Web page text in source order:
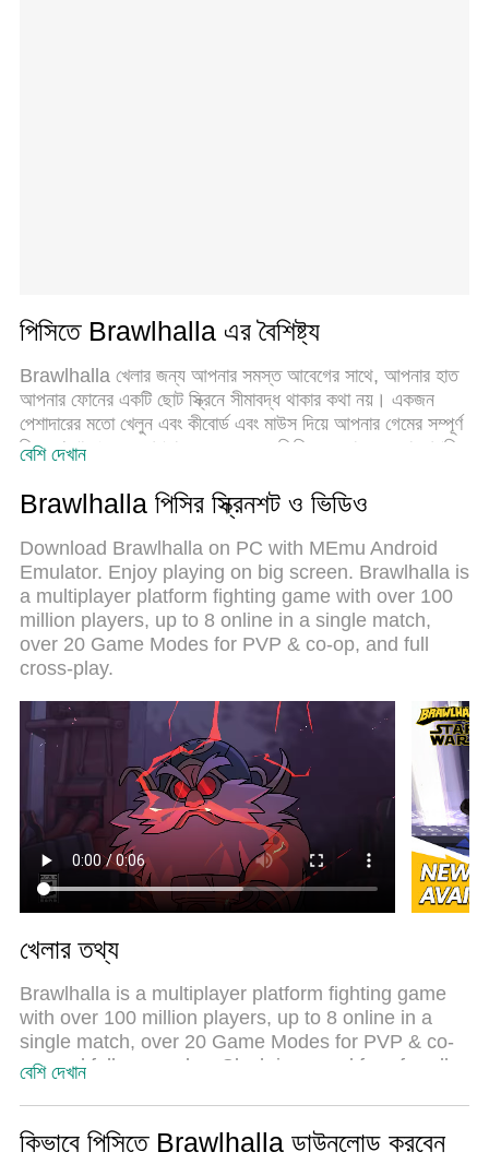
পিসিতে Brawlhalla এর বৈশিষ্ট্য
Brawlhalla খেলার জন্য আপনার সমস্ত আবেগের সাথে, আপনার হাত
আপনার ফোনের একটি ছোট স্ক্রিনে সীমাবদ্ধ থাকার কথা নয়। একজন
পেশাদারের মতো খেলুন এবং কীবোর্ড এবং মাউস দিয়ে আপনার গেমের সম্পূর্ণ
নিয়ন্ত্রণ পান। মেমু আপনাকে এমন সমস্ত জিনিস সরবরাহ করে যা আপনি
আপনি যতক্ষণ চান ততক্ষণ খেলুন, ব্যাটারি, মোবাইল ডেটা এবং বিরক্তিকর
কলগুলির আর কোনও সীমাবদ্ধতা নেই। একদম নতুন MEmu 9 হল
পিসিতে Brawlhalla খেলার সেরা পছন্দ। আমাদের দক্ষতার সাথে
প্রস্তুত, সূক্ষ্ম প্রিসেট কীম্যাপিং সিস্টেম Brawlhalla কে একটি বাস্তব
পিসি গেম করে তোলে। MEmu মাল্টি-ইনস্ট্যান্স ম্যানেজার একই
ডিভাইসে 2 বা তার বেশি অ্যাকাউন্ট চালানো সম্ভব করে তোলে। এবং
সবচেয়ে গুরুত্বপূর্ণ, আমাদের একচেটিয়া ইমুলেশন ইঞ্জিন আপনার পিসির
সম্পূর্ণ সম্ভাবনা প্রকাশ করতে পারে, সবকিছুকে মসৃণ করে তুলতে পারে।
বেশি দেখান
Brawlhalla পিসির স্ক্রিনশট ও ভিডিও
Download Brawlhalla on PC with MEmu Android
Emulator. Enjoy playing on big screen. Brawlhalla is
a multiplayer platform fighting game with over 100
million players, up to 8 online in a single match,
over 20 Game Modes for PVP & co-op, and full
cross-play.
খেলার তথ্য
Brawlhalla is a multiplayer platform fighting game
with over 100 million players, up to 8 online in a
single match, over 20 Game Modes for PVP & co-
op, and full cross-play. Clash in casual free-for-alls,
Over 50 Legends and always adding more. Fight
বেশি দেখান
কিভাবে পিসিতে Brawlhalla ডাউনলোড করবেন